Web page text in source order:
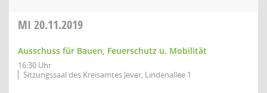
MI 20.11.2019
Ausschuss für Bauen, Feuerschutz u. Mobilität
16:30 Uhr
Sitzungssaal des Kreisamtes Jever, Lindenallee 1